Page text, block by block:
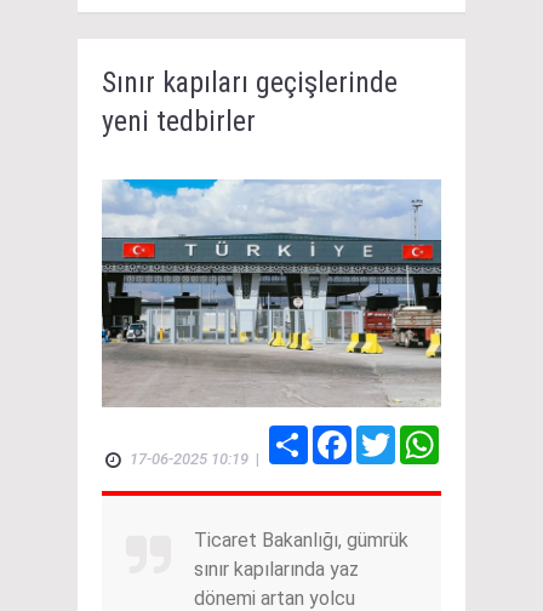
Sınır kapıları geçişlerinde
yeni tedbirler
17-06-2025 10:19 |
Share FacebookTwitter
Ticaret Bakanlığı, gümrük
sınır kapılarında yaz
dönemi artan yolcu